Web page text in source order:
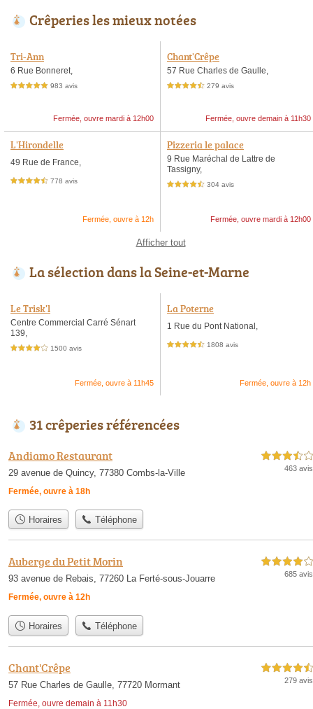
Crêperies les mieux notées
Tri-Ann
6 Rue Bonneret,
5,0 étoiles sur 5 983 avis
Fermée, ouvre mardi à 12h00
Chant'Crêpe
57 Rue Charles de Gaulle,
4,5 étoiles sur 5 279 avis
Fermée, ouvre demain à 11h30
L'Hirondelle
49 Rue de France,
4,5 étoiles sur 5 778 avis
Fermée, ouvre à 12h
Pizzeria le palace
9 Rue Maréchal de Lattre de
Tassigny,
4,5 étoiles sur 5 304 avis
Fermée, ouvre mardi à 12h00
Afficher tout
La sélection dans la Seine-et-Marne
Le Trisk'l
Centre Commercial Carré Sénart
139,
4,0 étoiles sur 5 1500 avis
Fermée, ouvre à 11h45
La Poterne
1 Rue du Pont National,
4,5 étoiles sur 5 1808 avis
Fermée, ouvre à 12h
31 crêperies référencées
Andiamo Restaurant
29 avenue de Quincy, 77380 Combs-la-Ville
Fermée, ouvre à 18h
3,5 étoiles sur 5
463 avis
Horaires Téléphone
Auberge du Petit Morin
93 avenue de Rebais, 77260 La Ferté-sous-Jouarre
Fermée, ouvre à 12h
4,0 étoiles sur 5
685 avis
Horaires Téléphone
Chant'Crêpe
57 Rue Charles de Gaulle, 77720 Mormant
Fermée, ouvre demain à 11h30
4,5 étoiles sur 5
279 avis